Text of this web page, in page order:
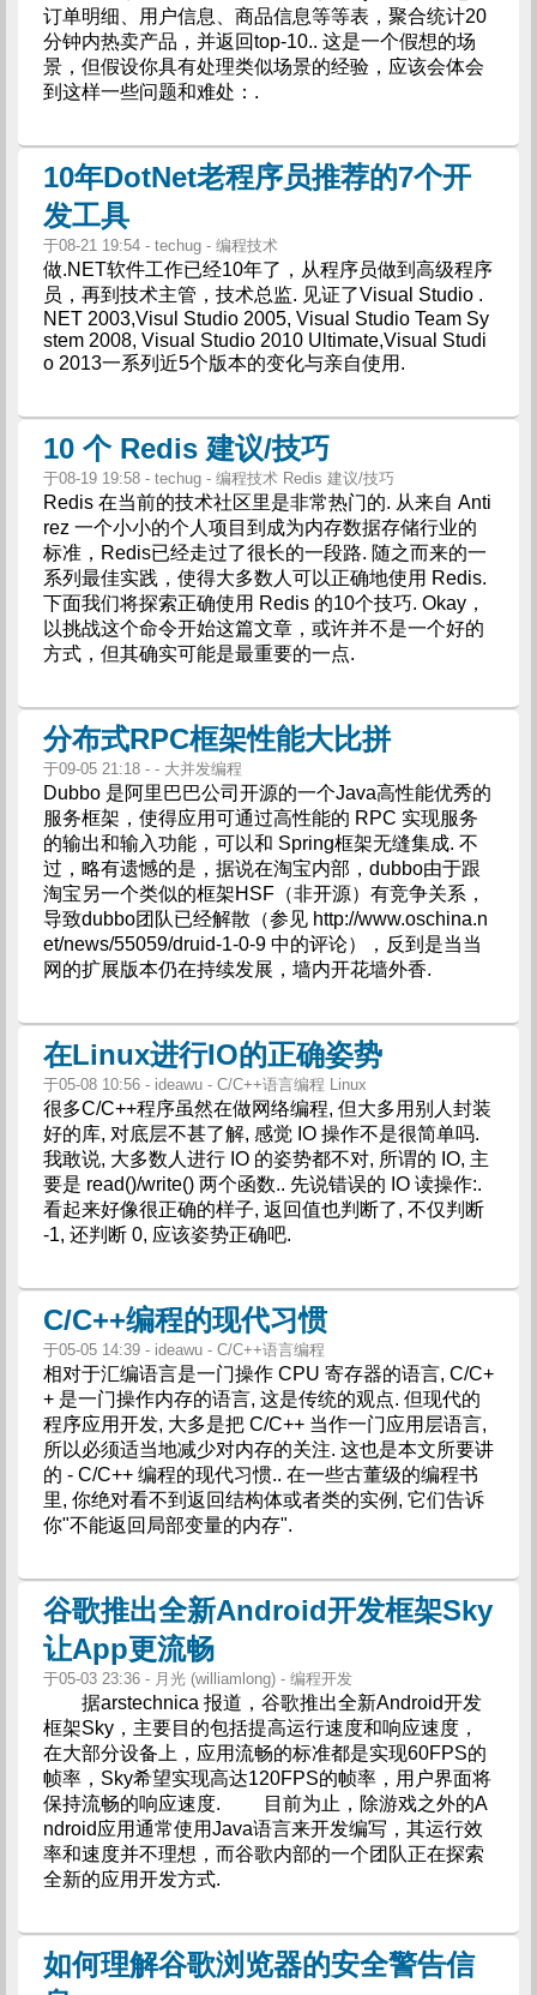
订单明细、用户信息、商品信息等等表，聚合统计20
分钟内热卖产品，并返回top-10.. 这是一个假想的场
景，但假设你具有处理类似场景的经验，应该会体会
到这样一些问题和难处：.
10年DotNet老程序员推荐的7个开
发工具
于08-21 19:54 - techug - 编程技术
做.NET软件工作已经10年了，从程序员做到高级程序
员，再到技术主管，技术总监. 见证了Visual Studio .
NET 2003,Visul Studio 2005, Visual Studio Team Sy
stem 2008, Visual Studio 2010 Ultimate,Visual Studi
o 2013一系列近5个版本的变化与亲自使用.
10 个 Redis 建议/技巧
于08-19 19:58 - techug - 编程技术 Redis 建议/技巧
Redis 在当前的技术社区里是非常热门的. 从来自 Anti
rez 一个小小的个人项目到成为内存数据存储行业的
标准，Redis已经走过了很长的一段路. 随之而来的一
系列最佳实践，使得大多数人可以正确地使用 Redis.
下面我们将探索正确使用 Redis 的10个技巧. Okay，
以挑战这个命令开始这篇文章，或许并不是一个好的
方式，但其确实可能是最重要的一点.
分布式RPC框架性能大比拼
于09-05 21:18 - - 大并发编程
Dubbo 是阿里巴巴公司开源的一个Java高性能优秀的
服务框架，使得应用可通过高性能的 RPC 实现服务
的输出和输入功能，可以和 Spring框架无缝集成. 不
过，略有遗憾的是，据说在淘宝内部，dubbo由于跟
淘宝另一个类似的框架HSF（非开源）有竞争关系，
导致dubbo团队已经解散（参见 http://www.oschina.n
et/news/55059/druid-1-0-9 中的评论），反到是当当
网的扩展版本仍在持续发展，墙内开花墙外香.
在Linux进行IO的正确姿势
于05-08 10:56 - ideawu - C/C++语言编程 Linux
很多C/C++程序虽然在做网络编程, 但大多用别人封装
好的库, 对底层不甚了解, 感觉 IO 操作不是很简单吗.
我敢说, 大多数人进行 IO 的姿势都不对, 所谓的 IO, 主
要是 read()/write() 两个函数.. 先说错误的 IO 读操作:.
看起来好像很正确的样子, 返回值也判断了, 不仅判断
-1, 还判断 0, 应该姿势正确吧.
C/C++编程的现代习惯
于05-05 14:39 - ideawu - C/C++语言编程
相对于汇编语言是一门操作 CPU 寄存器的语言, C/C+
+ 是一门操作内存的语言, 这是传统的观点. 但现代的
程序应用开发, 大多是把 C/C++ 当作一门应用层语言,
所以必须适当地减少对内存的关注. 这也是本文所要讲
的 - C/C++ 编程的现代习惯.. 在一些古董级的编程书
里, 你绝对看不到返回结构体或者类的实例, 它们告诉
你"不能返回局部变量的内存".
谷歌推出全新Android开发框架Sky
让App更流畅
于05-03 23:36 - 月光 (williamlong) - 编程开发
据arstechnica 报道，谷歌推出全新Android开发
框架Sky，主要目的包括提高运行速度和响应速度，
在大部分设备上，应用流畅的标准都是实现60FPS的
帧率，Sky希望实现高达120FPS的帧率，用户界面将
保持流畅的响应速度. 目前为止，除游戏之外的A
ndroid应用通常使用Java语言来开发编写，其运行效
率和速度并不理想，而谷歌内部的一个团队正在探索
全新的应用开发方式.
如何理解谷歌浏览器的安全警告信